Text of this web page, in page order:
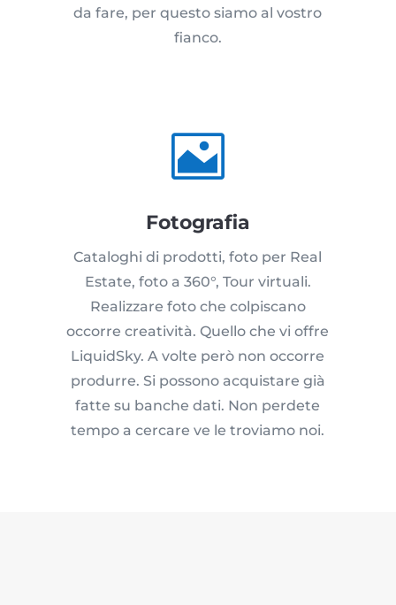
da fare, per questo siamo al vostro
fianco.

Fotografia
Cataloghi di prodotti, foto per Real
Estate, foto a 360°, Tour virtuali.
Realizzare foto che colpiscano
occorre creatività. Quello che vi offre
LiquidSky. A volte però non occorre
produrre. Si possono acquistare già
fatte su banche dati. Non perdete
tempo a cercare ve le troviamo noi.